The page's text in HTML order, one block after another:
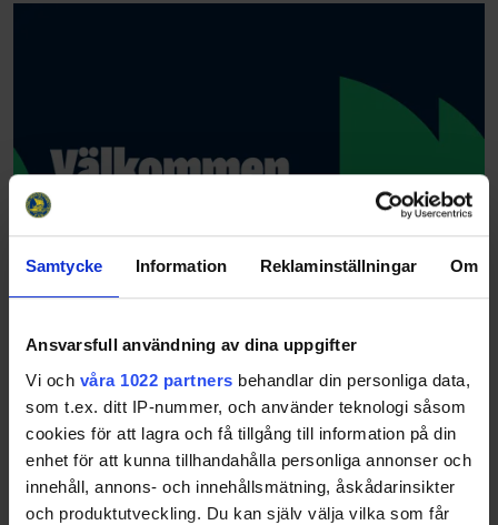
Samtycke Information Reklaminställningar Om
Ansvarsfull användning av dina uppgifter
Vi och våra 1022 partners behandlar din personliga data,
som t.ex. ditt IP-nummer, och använder teknologi såsom
cookies för att lagra och få tillgång till information på din
enhet för att kunna tillhandahålla personliga annonser och
innehåll, annons- och innehållsmätning, åskådarinsikter
och produktutveckling. Du kan själv välja vilka som får